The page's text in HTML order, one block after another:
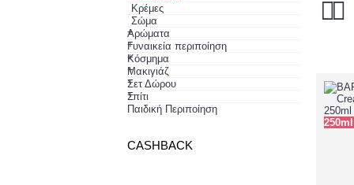
Κρέμες
Σώμα
+
Αρώματα
+
Γυναικεία περιποίηση
+
Κόσμημα
+
Μακιγιάζ
+
Σετ Δώρου
+
Σπίτι
Παιδική Περιποίηση
CASHBACK
250ml